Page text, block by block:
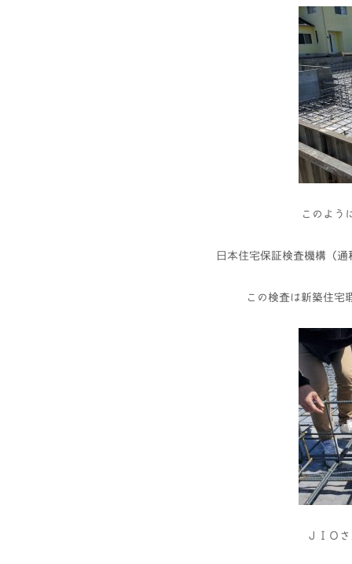
このよう
日本住宅保証検査機構（
この検査は新築住宅
ＪＩＯ